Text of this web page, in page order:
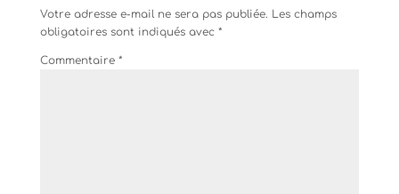
Votre adresse e-mail ne sera pas publiée. Les champs
obligatoires sont indiqués avec *
Commentaire *